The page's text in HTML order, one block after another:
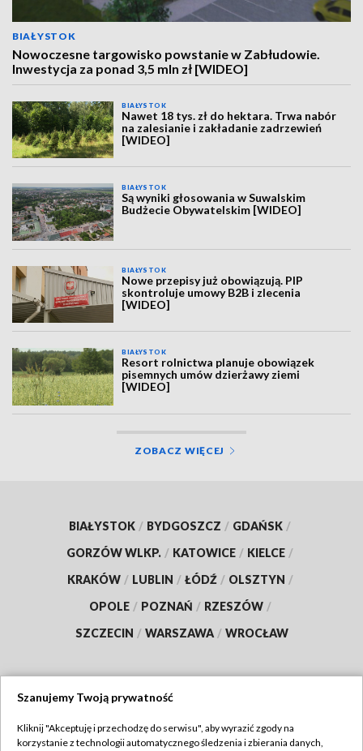
BIAŁYSTOK
Nowoczesne targowisko powstanie w Zabłudowie.
Inwestycja za ponad 3,5 mln zł [WIDEO]
BIAŁYSTOK
Nawet 18 tys. zł do hektara. Trwa nabór
na zalesianie i zakładanie zadrzewień
[WIDEO]
BIAŁYSTOK
Są wyniki głosowania w Suwalskim
Budżecie Obywatelskim [WIDEO]
BIAŁYSTOK
Nowe przepisy już obowiązują. PIP
skontroluje umowy B2B i zlecenia
[WIDEO]
BIAŁYSTOK
Resort rolnictwa planuje obowiązek
pisemnych umów dzierżawy ziemi
[WIDEO]
ZOBACZ WIĘCEJ
BIAŁYSTOK / BYDGOSZCZ / GDAŃSK /
GORZÓW WLKP. / KATOWICE / KIELCE /
KRAKÓW / LUBLIN / ŁÓDŹ / OLSZTYN /
OPOLE / POZNAŃ / RZESZÓW /
SZCZECIN / WARSZAWA / WROCŁAW
TVP
Szanujemy Twoją prywatność
Kliknij "Akceptuję i przechodzę do serwisu", aby wyrazić zgody na
korzystanie z technologii automatycznego śledzenia i zbierania danych,